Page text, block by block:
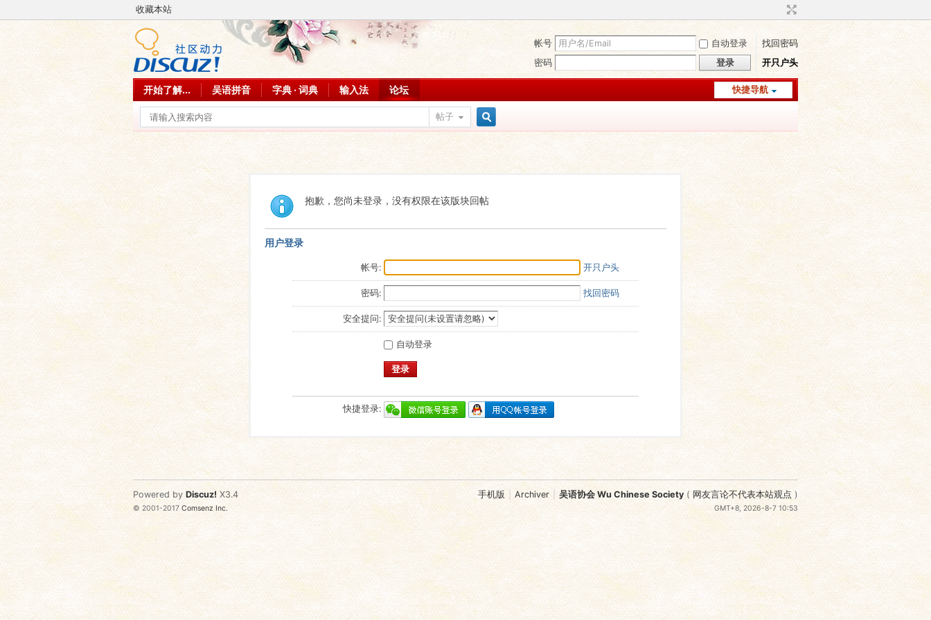
收藏本站
帐号 自动登录
找回密码
密码
登录 开只户头
快捷导航
开始了解... 吴语拼音 字典 · 词典 输入法 论坛
帖子
索
抱歉，您尚未登录，没有权限在该版块回帖
用户登录
帐号: 开只户头
密码: 找回密码
安全提问:
自动登录
登录
快捷登录:
手机版 Archiver 吴语协会 Wu Chinese Society ( 网友言论不代表本站观点 )
GMT+8, 2026-8-7 10:53
Powered by Discuz! X3.4
© 2001-2017Comsenz Inc.